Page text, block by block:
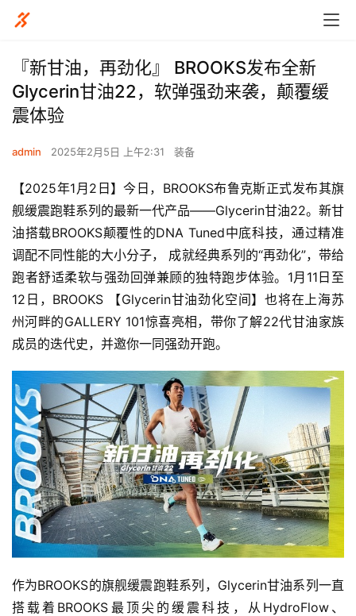
『新甘油，再劲化』 BROOKS发布全新
Glycerin甘油22，软弹强劲来袭，颠覆缓
震体验
admin 2025年2月5日 上午2:31 装备
【2025年1月2日】今日，BROOKS布鲁克斯正式发布其旗
舰缓震跑鞋系列的最新一代产品——Glycerin甘油22。新甘
油搭载BROOKS颠覆性的DNA Tuned中底科技，通过精准
调配不同性能的大小分子， 成就经典系列的“再劲化”，带给
跑者舒适柔软与强劲回弹兼顾的独特跑步体验。1月11日至
12日，BROOKS 【Glycerin甘油劲化空间】也将在上海苏
州河畔的GALLERY 101惊喜亮相，带你了解22代甘油家族
成员的迭代史，并邀你一同强劲开跑。
作为BROOKS的旗舰缓震跑鞋系列，Glycerin甘油系列一直
搭载着BROOKS最顶尖的缓震科技，从HydroFlow、